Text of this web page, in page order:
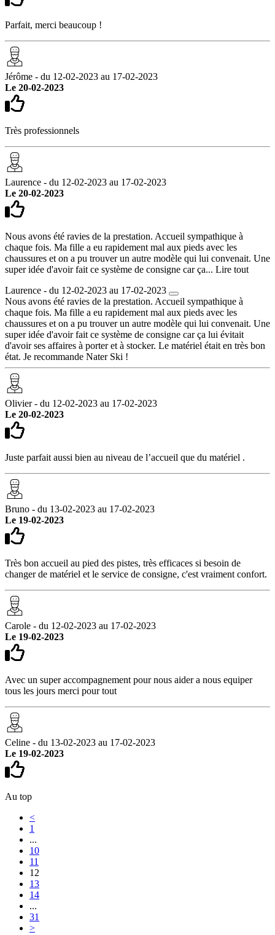
Parfait, merci beaucoup !
Jérôme - du 12-02-2023 au 17-02-2023
Le 20-02-2023
Très professionnels
Laurence - du 12-02-2023 au 17-02-2023
Le 20-02-2023
Nous avons été ravies de la prestation. Accueil sympathique à
chaque fois. Ma fille a eu rapidement mal aux pieds avec les
chaussures et on a pu trouver un autre modèle qui lui convenait. Une
super idée d'avoir fait ce système de consigne car ça... Lire tout
Laurence - du 12-02-2023 au 17-02-2023
Nous avons été ravies de la prestation. Accueil sympathique à
chaque fois. Ma fille a eu rapidement mal aux pieds avec les
chaussures et on a pu trouver un autre modèle qui lui convenait. Une
super idée d'avoir fait ce système de consigne car ça lui évitait
d'avoir ses affaires à porter et à stocker. Le matériel était en très bon
état. Je recommande Nater Ski !
Olivier - du 12-02-2023 au 17-02-2023
Le 20-02-2023
Juste parfait aussi bien au niveau de l’accueil que du matériel .
Bruno - du 13-02-2023 au 17-02-2023
Le 19-02-2023
Très bon accueil au pied des pistes, très efficaces si besoin de
changer de matériel et le service de consigne, c'est vraiment confort.
Carole - du 12-02-2023 au 17-02-2023
Le 19-02-2023
Avec un super accompagnement pour nous aider a nous equiper
tous les jours merci pour tout
Celine - du 13-02-2023 au 17-02-2023
Le 19-02-2023
Au top
<
1
...
10
11
12
13
14
...
31
>